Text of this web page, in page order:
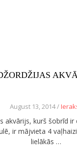
August 13, 2014 /
akvārijs, kurš šobrīd ir
ir mājvieta 4
lielākās …